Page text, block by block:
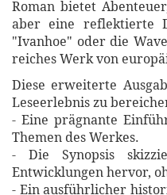
Roman bietet
aber eine reflektierte
"Ivanhoe" oder die
reiches Werk von
Diese erweiterte
Leseerlebnis zu
- Eine prägnante
Themen des Werkes.
- Die Synopsis
Entwicklungen hervor,
- Ein ausführlicher